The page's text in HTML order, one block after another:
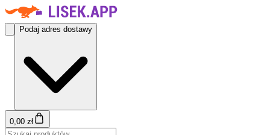
Podaj adres dostawy
0,00 zł